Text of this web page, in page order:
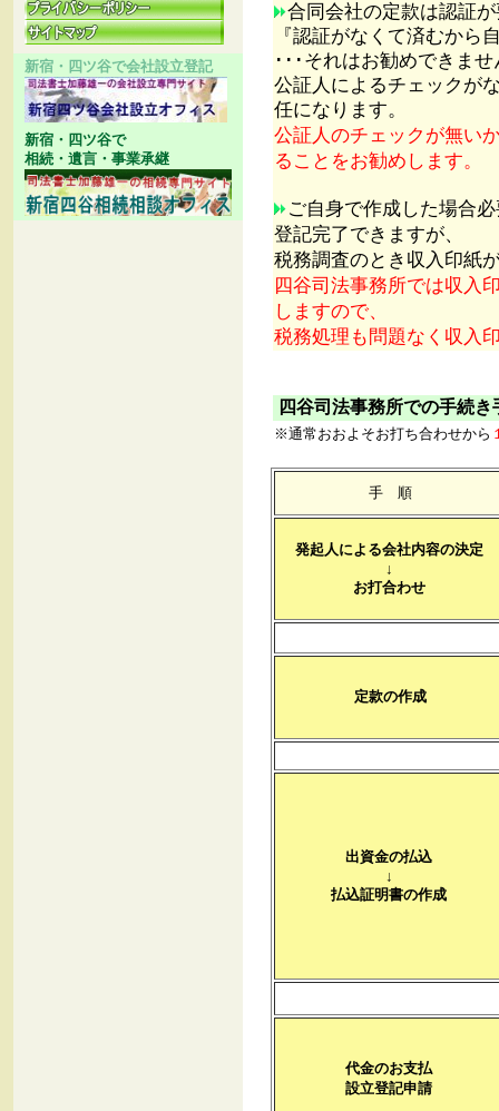
新宿・四ツ谷で会社設立登記
新宿・四ツ谷で
相続・遺言・事業承継
合同会社の定款は認証
『認証がなくて済むから
･･･それはお勧めできませ
公証人によるチェックが
任になります。
公証人のチェックが無い
ることをお勧めします。
ご自身で作成した場合
登記完了できますが、
税務調査のとき収入印紙
四谷司法事務所では収入
しますので、
税務処理も問題なく収入
四谷司法事務所での手続き
※通常おおよそお打ち合わせから
手 順
発起人による会社内容の決定
↓
お打合わせ
定款の作成
出資金の払込
↓
払込証明書の作成
代金のお支払
設立登記申請